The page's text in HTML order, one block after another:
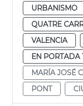
URBANISMO
QUATRE
VALENCIA
EN PORTADA
MARÍA JOSÉ
PONT